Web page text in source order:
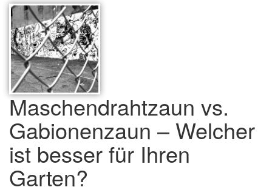
Maschendrahtzaun vs.
Gabionenzaun – Welcher
ist besser für Ihren
Garten?